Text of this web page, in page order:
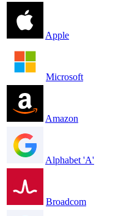
Apple
Microsoft
Amazon
Alphabet 'A'
Broadcom